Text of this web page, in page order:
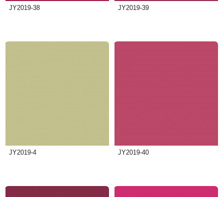
JY2019-38 JY2019-39
JY2019-4 JY2019-40